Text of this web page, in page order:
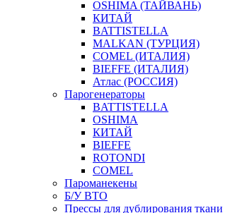
OSHIMA (ТАЙВАНЬ)
КИТАЙ
BATTISTELLA
MALKAN (ТУРЦИЯ)
COMEL (ИТАЛИЯ)
BIEFFE (ИТАЛИЯ)
Атлас (РОССИЯ)
Парогенераторы
BATTISTELLA
OSHIMA
КИТАЙ
BIEFFE
ROTONDI
COMEL
Пароманекены
Б/У ВТО
Прессы для дублирования ткани